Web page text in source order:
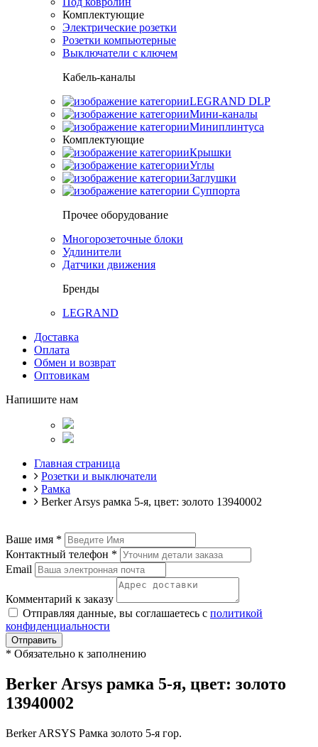
Комплектующие
Электрические розетки
Розетки компьютерные
Выключатели с ключем
Кабель-каналы
LEGRAND DLP
Мини-каналы
Миниплинтуса
Комплектующие
Крышки
Углы
Заглушки
Суппорта
Прочее оборудование
Многорозеточные блоки
Удлинители
Датчики движения
Бренды
LEGRAND
Доставка
Оплата
Обмен и возврат
Оптовикам
Напишите нам
Главная страница
Розетки и выключатели
Рамка
Berker Arsys рамка 5-я, цвет: золото 13940002
Ваше имя *
Контактный телефон *
Email
Комментарий к заказу
Отправляя данные, вы соглашаетесь с политикой
конфиденциальности
Отправить
* Обязательно к заполнению
Berker Arsys рамка 5-я, цвет: золото
13940002
Berker ARSYS Рамка золото 5-я гор.